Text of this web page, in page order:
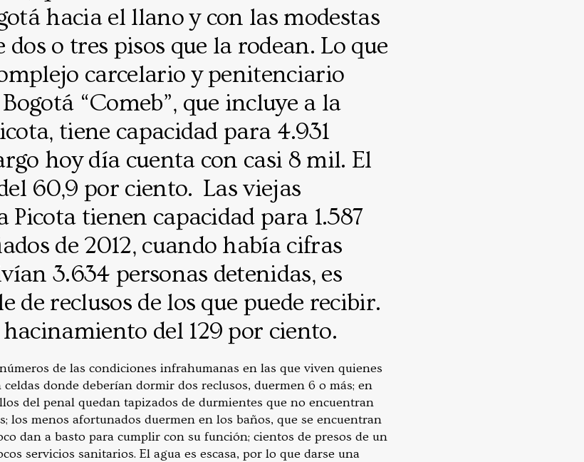
hacia el llano y con las modestas
dos o tres pisos que la rodean. Lo que
carcelario y penitenciario
“Comeb”, que incluye a la
tiene capacidad para 4.931
hoy día cuenta con casi 8 mil. El
60,9 por ciento. Las viejas
Picota tienen capacidad para 1.587
de 2012, cuando había cifras
3.634 personas detenidas, es
de reclusos de los que puede recibir.
del 129 por ciento.
de las condiciones infrahumanas en las que viven quienes
donde deberían dormir dos reclusos, duermen 6 o más; en
del penal quedan tapizados de durmientes que no encuentran
los menos afortunados duermen en los baños, que se encuentran
dan a basto para cumplir con su función; cientos de presos de un
servicios sanitarios. El agua es escasa, por lo que darse una